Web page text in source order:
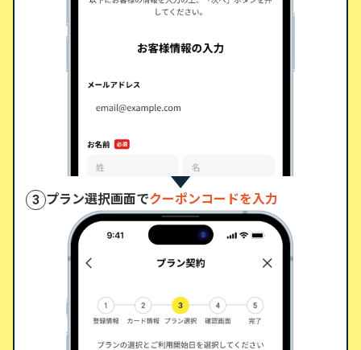
3 プラン選択画面でクーポンコードを入力